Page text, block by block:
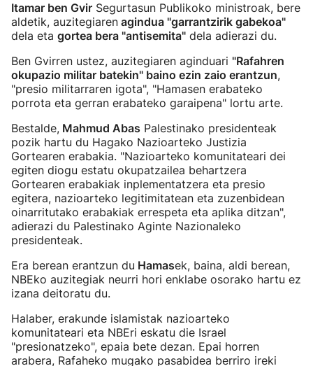
Itamar ben Gvir Segurtasun Publikoko ministroak, bere
aldetik, auzitegiaren agindua "garrantzirik gabekoa"
dela eta gortea bera "antisemita" dela adierazi du.
Ben Gvirren ustez, auzitegiaren aginduari "Rafahren
okupazio militar batekin" baino ezin zaio erantzun,
"presio militarraren igota", "Hamasen erabateko
porrota eta gerran erabateko garaipena" lortu arte.
Bestalde, Mahmud Abas Palestinako presidenteak
pozik hartu du Hagako Nazioarteko Justizia
Gortearen erabakia. "Nazioarteko komunitateari dei
egiten diogu estatu okupatzailea behartzera
Gortearen erabakiak inplementatzera eta presio
egitera, nazioarteko legitimitatean eta zuzenbidean
oinarritutako erabakiak errespeta eta aplika ditzan",
adierazi du Palestinako Aginte Nazionaleko
presidenteak.
Era berean erantzun du Hamasek, baina, aldi berean,
NBEko auzitegiak neurri hori enklabe osorako hartu ez
izana deitoratu du.
Halaber, erakunde islamistak nazioarteko
komunitateari eta NBEri eskatu die Israel
"presionatzeko", epaia bete dezan. Epai horren
arabera, Rafaheko mugako pasabidea berriro ireki